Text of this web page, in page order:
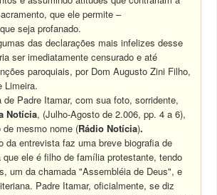
que ele permite –
seja profanado.
das declarações mais infelizes desse
ser imediatamente censurado e até
paroquiais, por Dom Augusto Zini Filho,
Limeira.
de Padre Itamar, com sua foto, sorridente,
Notícia, (Julho-Agosto de 2.006, pp. 4 a 6),
de mesmo nome (Rádio Notícia).
da entrevista faz uma breve biografia de
que ele é filho de família protestante, tendo
um da chamada "Assembléia de Deus", e
Padre Itamar, oficialmente, se diz